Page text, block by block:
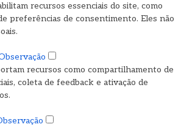
recursos essenciais do site, como
preferências de consentimento. Eles não
recursos como compartilhamento de
coleta de feedback e ativação de